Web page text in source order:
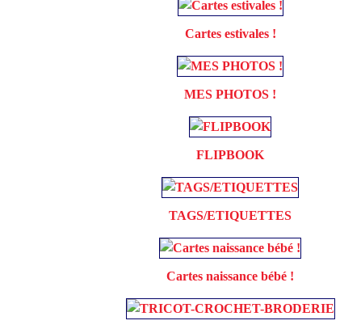
Cartes estivales !
MES PHOTOS !
FLIPBOOK
TAGS/ETIQUETTES
Cartes naissance bébé !